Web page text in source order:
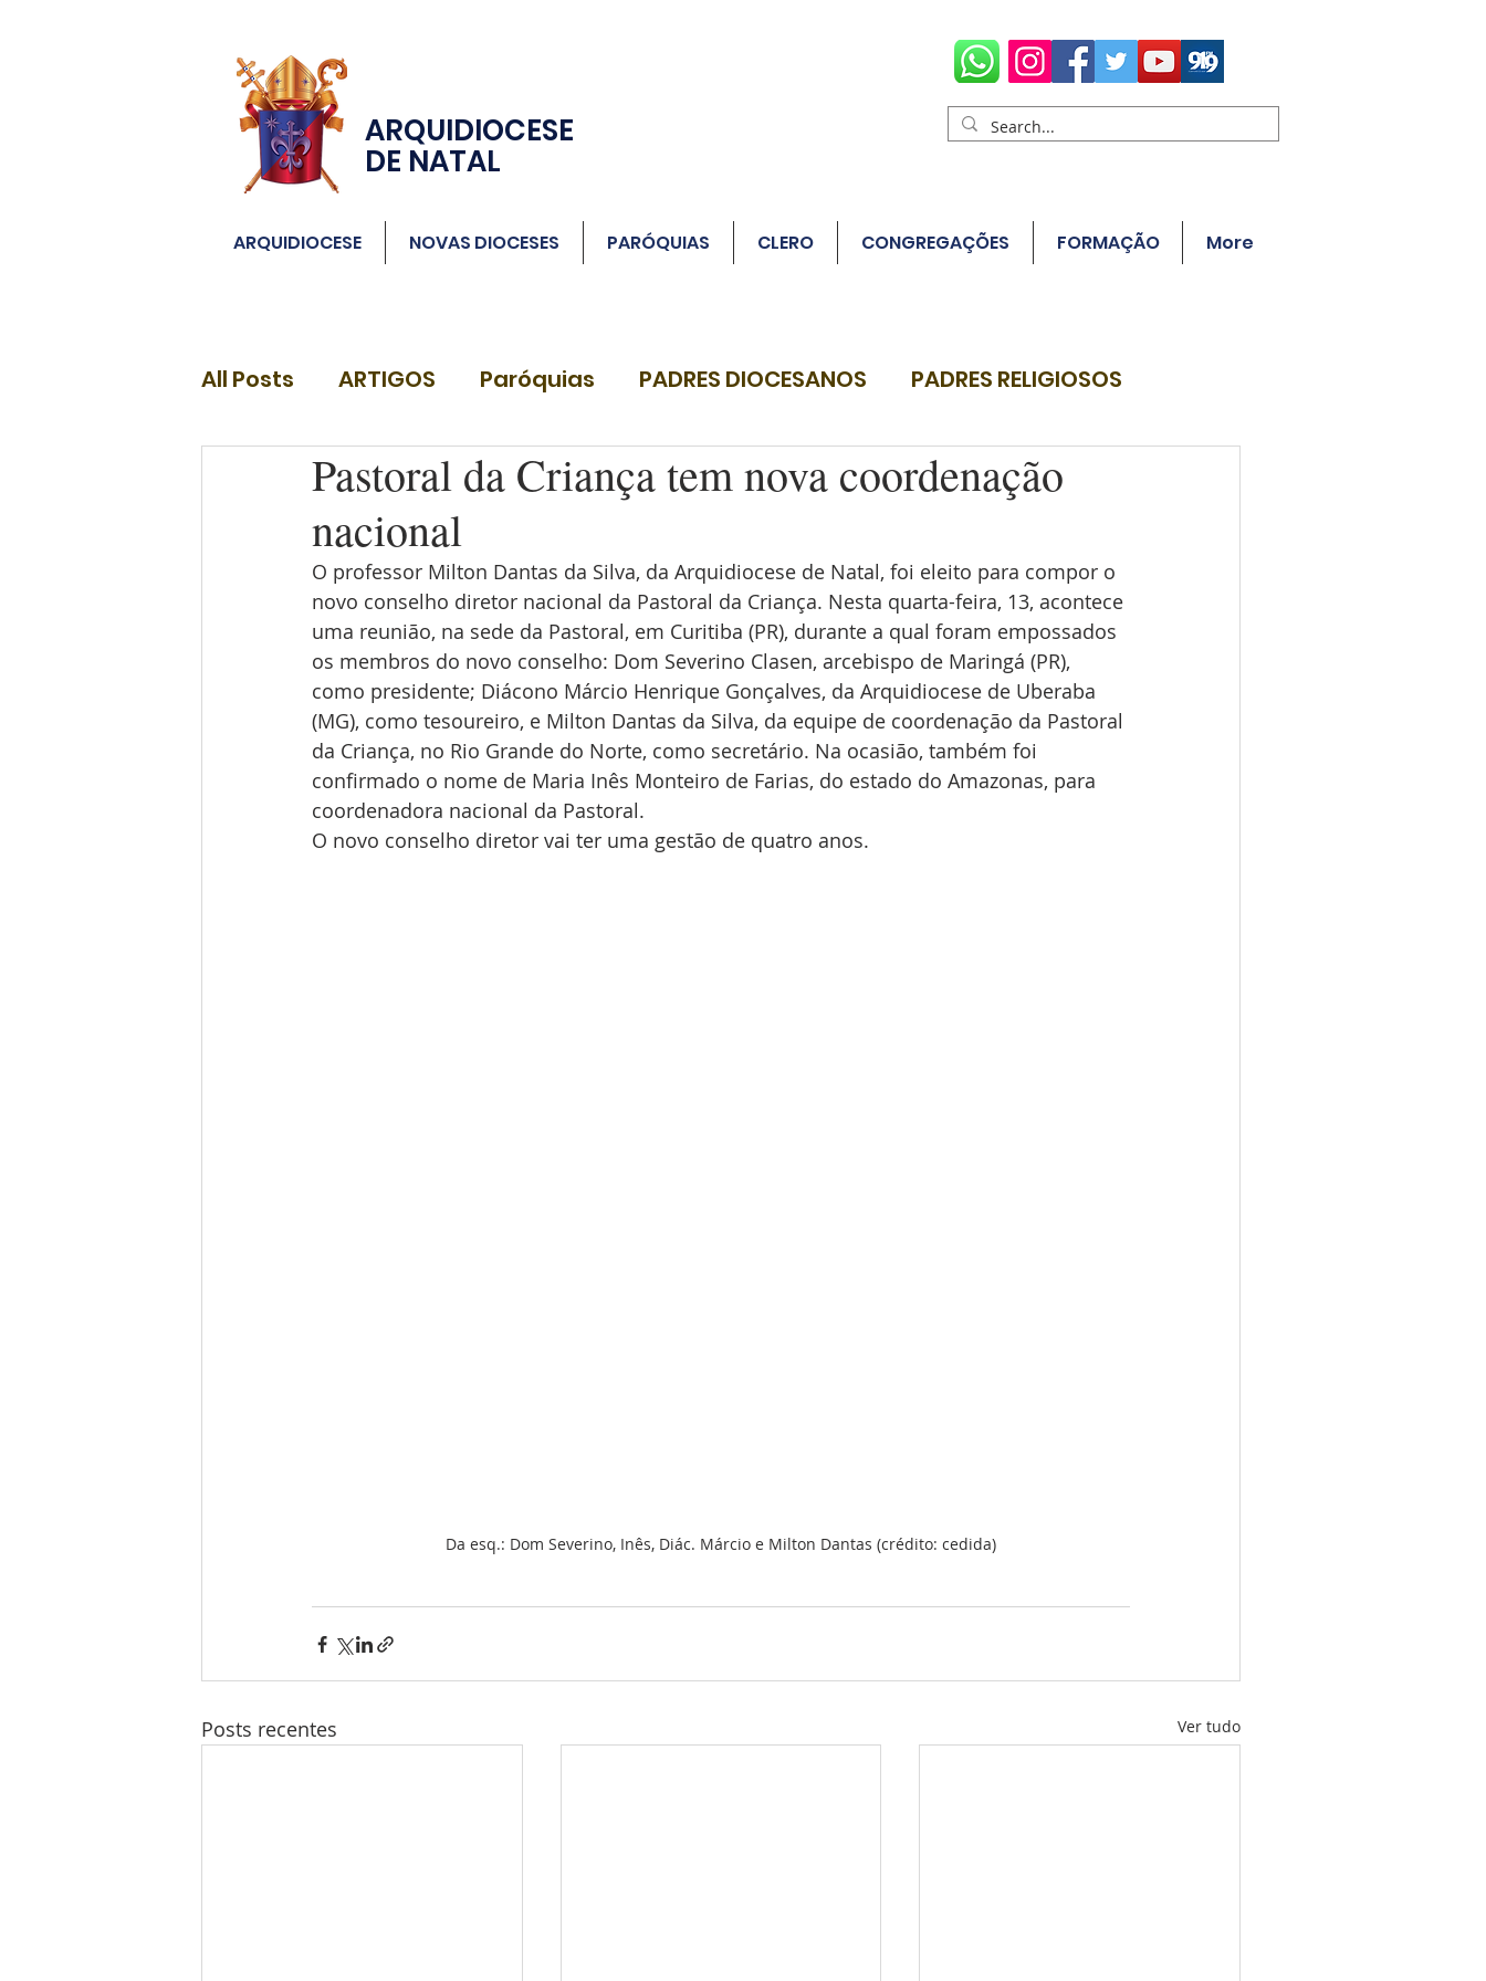
ARQUIDIOCESE
DE NATAL
ARQUIDIOCESE NOVAS DIOCESES PARÓQUIAS CLERO CONGREGAÇÕES FORMAÇÃO More
All Posts ARTIGOS Paróquias PADRES DIOCESANOS PADRES RELIGIOSOS
DIÁCONOSPastoral da Criança tem nova coordenação
nacional
O professor Milton Dantas da Silva, da Arquidiocese de Natal, foi eleito para compor o
novo conselho diretor nacional da Pastoral da Criança. Nesta quarta-feira, 13, acontece
uma reunião, na sede da Pastoral, em Curitiba (PR), durante a qual foram empossados
os membros do novo conselho: Dom Severino Clasen, arcebispo de Maringá (PR),
como presidente; Diácono Márcio Henrique Gonçalves, da Arquidiocese de Uberaba
(MG), como tesoureiro, e Milton Dantas da Silva, da equipe de coordenação da Pastoral
da Criança, no Rio Grande do Norte, como secretário. Na ocasião, também foi
confirmado o nome de Maria Inês Monteiro de Farias, do estado do Amazonas, para
coordenadora nacional da Pastoral.
O novo conselho diretor vai ter uma gestão de quatro anos.
Da esq.: Dom Severino, Inês, Diác. Márcio e Milton Dantas (crédito: cedida)
Posts recentes Ver tudo